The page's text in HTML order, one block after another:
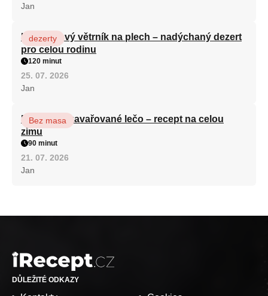
Jan
Karamelový větrník na plech – nadýchaný dezert
pro celou rodinu
dezerty
120 minut
25. 07. 2026
Jan
Babiččino zavařované lečo – recept na celou
zimu
Bez masa
90 minut
21. 07. 2026
Jan
DŮLEŽITÉ ODKAZY